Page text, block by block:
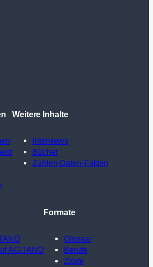
Weitere Inhalte
Interviews
Bücher
Zahlen-Daten-Fakten
AGITANO
Formate
Glossar
Berufe
Zitate